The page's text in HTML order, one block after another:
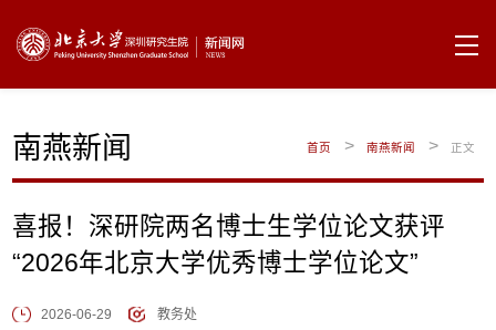
南燕新闻 首页 > 南燕新闻 > 正文
喜报！深研院两名博士生学位论文获评
“2026年北京大学优秀博士学位论文”
2026-06-29
教务处